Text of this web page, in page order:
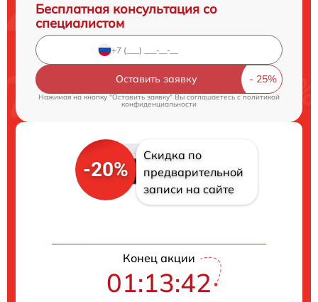
Бесплатная консультация со
специалистом
Оставить заявку
Нажимая на кнопку "Оставить заявку" Вы соглашаетесь cполитикой
конфиденциальности
-20%
Скидка по
предварительной
записи на сайте
Конец акции
01:13:41